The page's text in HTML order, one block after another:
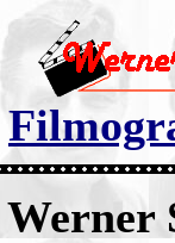
Werner